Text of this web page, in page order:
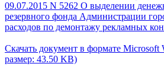
09.07.2015 N 5262 О выделении
резервного фонда Администрации
расходов по демонтажу рекламных
Скачать документ в формате Microsoft
размер: 43.50 KB)